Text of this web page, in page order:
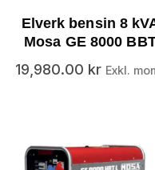
Elverk bensin 8
Mosa GE 8000
19,980.00 kr Exkl.